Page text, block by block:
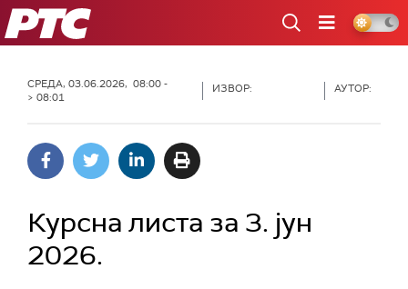
РТС
СРЕДА, 03.06.2026, 08:00 -
> 08:01
ИЗВОР: АУТОР:
Курсна листа за 3. јун
2026.